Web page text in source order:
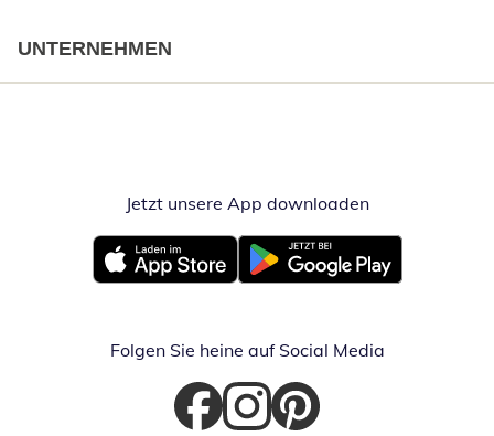
UNTERNEHMEN
Jetzt unsere App downloadenÖffnet in
Öffnet in neuem FensterÖffnet in neuem Fenster
Folgen Sie heine auf Social Media
Öffnet in neuem Fenster
Öffnet in neuem Fenster
Öffnet in neuem Fenster